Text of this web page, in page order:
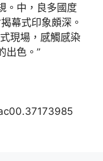
。中，良多國度
幕式印象頗深。
現場，感觸感染
出色。”